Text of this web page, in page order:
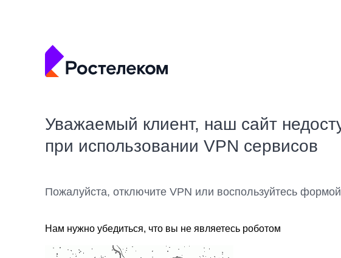
Уважаемый клиент, наш сайт
при использовании VPN сервисов
Пожалуйста, отключите VPN или воспользуйтесь
Нам нужно убедиться, что вы не являетесь роботом